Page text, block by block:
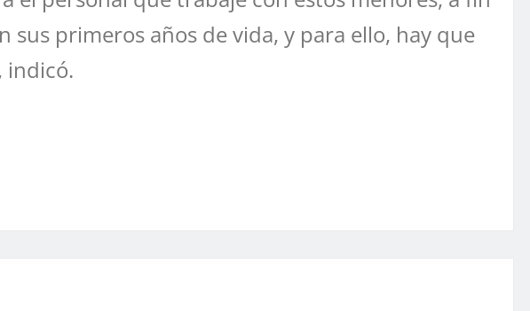
primeros años de vida, y para ello, hay que
indicó.